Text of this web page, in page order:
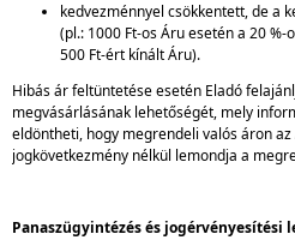
kedvezménnyel csökkentett, de a
(pl.: 1000 Ft-os Áru esetén a 20
500 Ft-ért kínált Áru).
Hibás ár feltüntetése esetén Eladó
megvásárlásának lehetőségét, mely
eldöntheti, hogy megrendeli valós áron
jogkövetkezmény nélkül lemondja a
Panaszügyintézés és jogérvényesítési